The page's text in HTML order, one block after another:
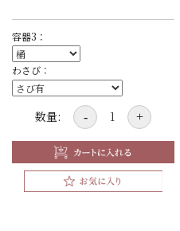
容器3：
わさび：
数量: - +